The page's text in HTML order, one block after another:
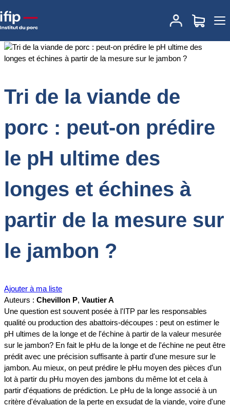
Accueil
Tri de la viande de porc : peut-on prédire
le pH ultime des longes et échines à partir de la mesure sur le
Tri de la viande de
porc : peut-on prédire
le pH ultime des
longes et échines à
partir de la mesure sur
le jambon ?
Ajouter à ma liste
Auteurs : Chevillon P, Vautier A
Une question est souvent posée à l'ITP par les responsables
qualité ou production des abattoirs-découpes : peut on estimer le
pH ultimes de la longe et de l'échine à partir de la valeur mesurée
sur le jambon? En fait le pHu de la longe et de l'échine ne peut être
prédit avec une précision suffisante à partir d'une mesure sur le
jambon. Au mieux, on peut prédire le pHu moyen des pièces d'un
lot à partir du pHu moyen des jambons du même lot et cela à
partir d'équations de prédiction. Le pHu de la longe associé à un
critère d'évaluation de la perte en exsudat de la viande, voire d'une